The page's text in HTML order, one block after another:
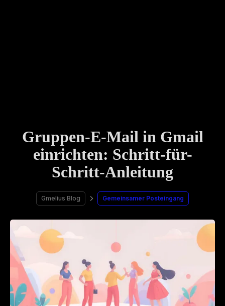
Gruppen-E-Mail in Gmail
einrichten: Schritt-für-
Schritt-Anleitung
Gmelius Blog Gemeinsamer Posteingang